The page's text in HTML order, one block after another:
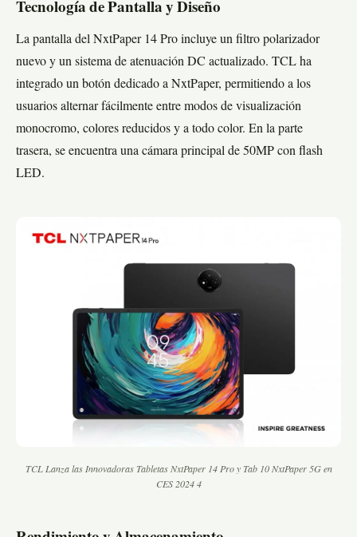
Tecnología de Pantalla y Diseño
La pantalla del NxtPaper 14 Pro incluye un filtro polarizador
nuevo y un sistema de atenuación DC actualizado. TCL ha
integrado un botón dedicado a NxtPaper, permitiendo a los
usuarios alternar fácilmente entre modos de visualización
monocromo, colores reducidos y a todo color. En la parte
trasera, se encuentra una cámara principal de 50MP con flash
LED.
TCL Lanza las Innovadoras Tabletas NxtPaper 14 Pro y Tab 10 NxtPaper 5G en
CES 2024 4